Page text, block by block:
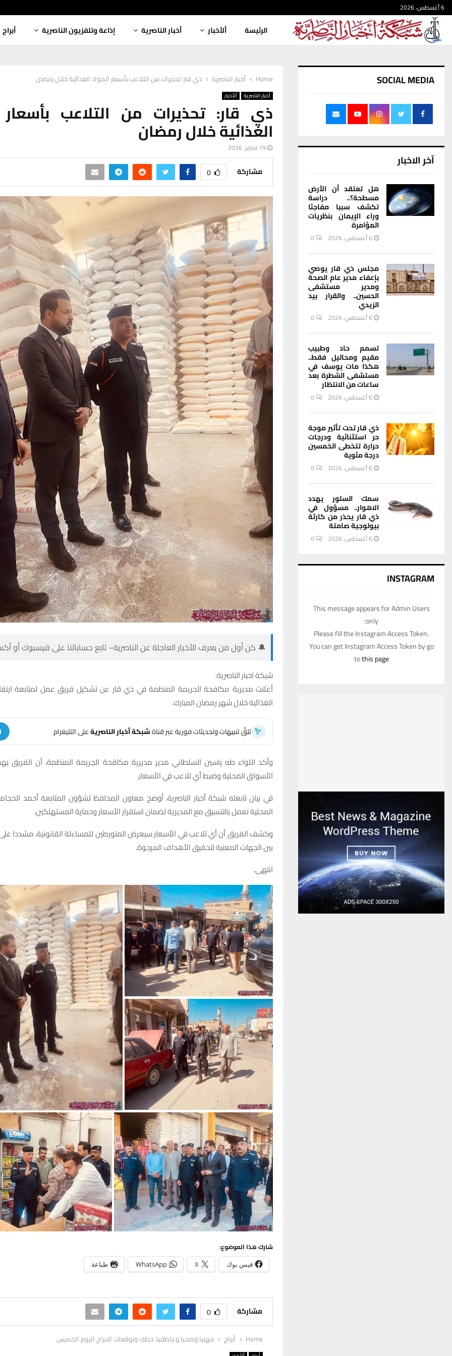
6 أغسطس، 2026
الرئيسة ألأخبار أخبار الناصرية إذاعة وتلفزيون الناصرية أبراج
Home أخبار الناصرية ذي قار: تحذيرات من التلاعب بأسعار المواد الغذائية خلال رمضان
أخبار الناصرية ألأخبار
ذي قار: تحذيرات من التلاعب بأسعار
الغذائية خلال رمضان
19 فبراير، 2026
مشاركة 0
🔔 كن أول من يعرف الأخبار العاجلة عن الناصرية– تابع حساباتنا على فيسبوك أو
شبكة اخبار الناصرية:
أعلنت مديرية مكافحة الجريمة المنظمة في ذي قار عن تشكيل فريق عمل لمتابعة
الغذائية خلال شهر رمضان المبارك.
تلقَّ تنبيهات وتحديثات فورية عبر قناةشبكة أخبار الناصريةعلى التليغرام
وأكد اللواء طه ياسين السلطاني مدير مديرية مكافحة الجريمة المنظمة، أن الفريق
الأسواق المحلية وضبط أي تلاعب في الأسعار.
في بيان تابعته شبكة أخبار الناصرية، أوضح معاون المحافظ لشؤون المتابعة أحمد
المحلية تعمل بالتنسيق مع المديرية لضمان استقرار الأسعار وحماية المستهلكين.
وكشف الفريق أن أي تلاعب في الأسعار سيعرض المتورطين للمساءلة القانونية، مشددا
بين الجهات المعنية لتحقيق الأهداف المرجوة.
انتهى.
شارك هذا الموضوع:
فيس بوك X
WhatsApp طباعة
مشاركة 0
Home أبراج مهنيا وصحيا وعاطفيا، حظك وتوقعات الابراج اليوم الخميس
SOCIAL MEDIA
آخر الاخبار
هل تعتقد أن الأرض
مسطحة؟.. دراسة
تكشف سببا مفاجئا
وراء الإيمان بنظريات
المؤامرة
6 أغسطس، 2026 0
مجلس ذي قار يوصي
بإعفاء مدير عام الصحة
ومدير مستشفى
الحسين.. والقرار بيد
الزيدي
6 أغسطس، 2026 0
تسمم حاد وطبيب
مقيم ومحاليل فقط..
هكذا مات يوسف في
مستشفى الشطرة بعد
ساعات من الانتظار
6 أغسطس، 2026 0
ذي قار تحت تأثير موجة
حر استثنائية ودرجات
حرارة تتخطى الخمسين
درجة مئوية
6 أغسطس، 2026 0
سمك السلور يهدد
الاهوار.. مسؤول في
ذي قار يحذر من كارثة
بيولوجية صامتة
6 أغسطس، 2026 0
INSTAGRAM
This message appears for Admin Users
only:
Please fill the Instagram Access Token.
You can get Instagram Access Token by go
tothis page